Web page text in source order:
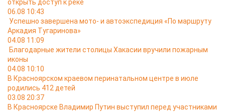
открыть доступ к реке
06.08 10:43
Успешно завершена мото- и автоэкспедиция «По маршруту
Аркадия Тугаринова»
04.08 11:09
Благодарные жители столицы Хакасии вручили пожарным
иконы
04.08 10:10
В Красноярском краевом перинатальном центре в июле
родились 412 детей
03.08 20:37
В Красноярске Владимир Путин выступил перед участниками